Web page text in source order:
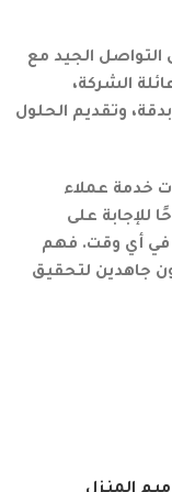
التواصل الجيد مع
الشركة،
وتقديم الحلول
خدمة عملاء
للإجابة على
في أي وقت. فهم
جاهدين لتحقيق